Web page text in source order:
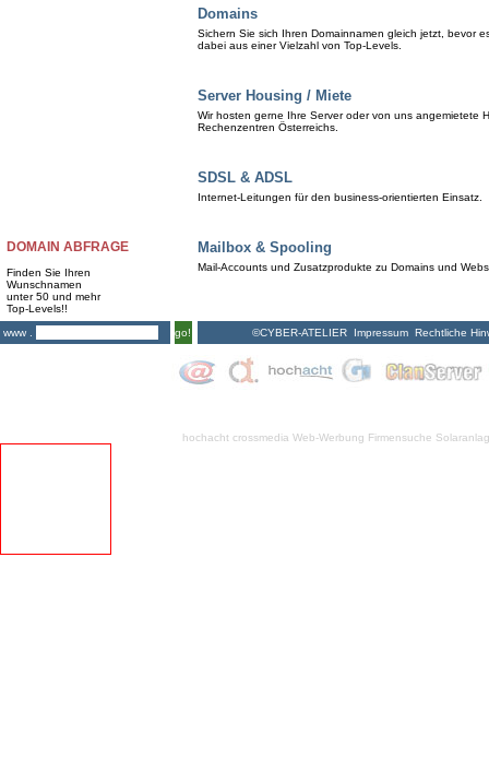
DOMAIN ABFRAGE
Finden Sie Ihren
Wunschnamen
unter 50 und mehr
Top-Levels!!
www .
go!
Domains
Sichern Sie sich Ihren Domainnamen gleich jetzt, bevor
dabei aus einer Vielzahl von Top-Levels.
Server Housing / Miete
Wir hosten gerne Ihre Server oder von uns angemietete
Rechenzentren Österreichs.
SDSL & ADSL
Internet-Leitungen für den business-orientierten Einsatz.
Mailbox & Spooling
Mail-Accounts und Zusatzprodukte zu Domains und
©CYBER-ATELIER Impressum Rechtliche
hochacht crossmedia Web-Werbung Firmensuche